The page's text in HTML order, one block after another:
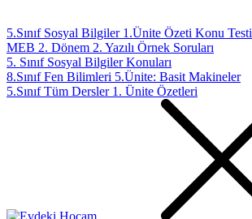
5.Sınıf Sosyal Bilgiler 1.Ünite Özeti Konu Testi
MEB 2. Dönem 2. Yazılı Örnek Soruları
5. Sınıf Sosyal Bilgiler Konuları
8.Sınıf Fen Bilimleri 5.Ünite: Basit Makineler
5.Sınıf Tüm Dersler 1. Ünite Özetleri